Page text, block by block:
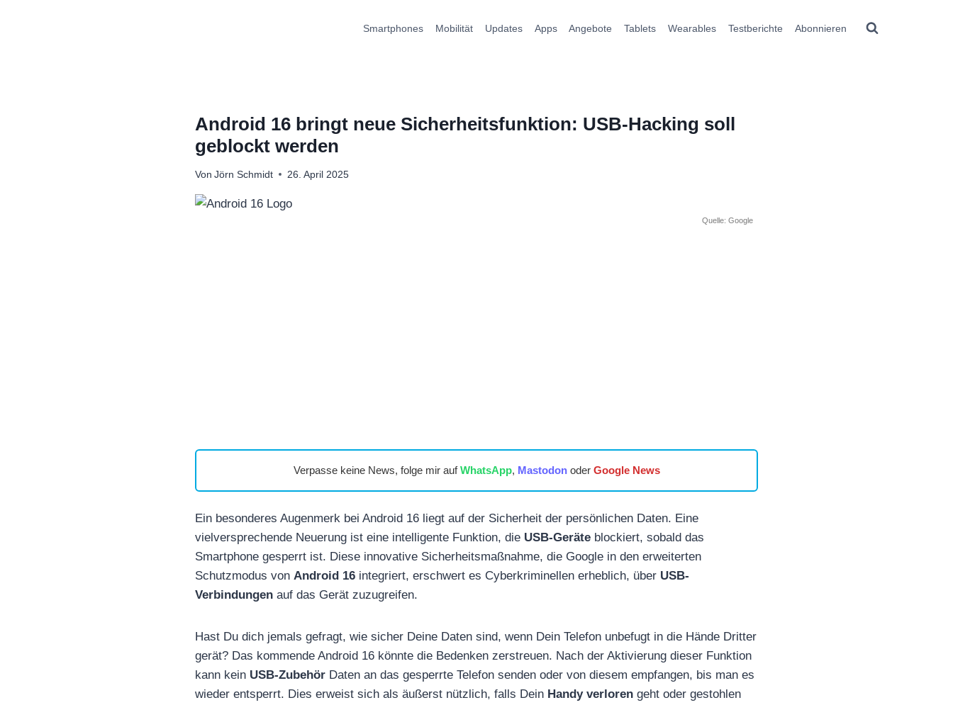
Smartphones Mobilität Updates Apps Angebote Tablets Wearables Testberichte Abonnieren
Android 16 bringt neue Sicherheitsfunktion: USB-Hacking soll
geblockt werden
Von Jörn Schmidt 26. April 2025
Quelle: Google
Verpasse keine News, folge mir aufWhatsApp, Mastodonoder Google News
Ein besonderes Augenmerk bei Android 16 liegt auf der Sicherheit der persönlichen Daten. Eine
vielversprechende Neuerung ist eine intelligente Funktion, die USB-Geräte blockiert, sobald das
Smartphone gesperrt ist. Diese innovative Sicherheitsmaßnahme, die Google in den erweiterten
Schutzmodus von Android 16 integriert, erschwert es Cyberkriminellen erheblich, über USB-
Verbindungen auf das Gerät zuzugreifen.
Hast Du dich jemals gefragt, wie sicher Deine Daten sind, wenn Dein Telefon unbefugt in die Hände Dritter
gerät? Das kommende Android 16 könnte die Bedenken zerstreuen. Nach der Aktivierung dieser Funktion
kann kein USB-Zubehör Daten an das gesperrte Telefon senden oder von diesem empfangen, bis man es
wieder entsperrt. Dies erweist sich als äußerst nützlich, falls Dein Handy verloren geht oder gestohlen